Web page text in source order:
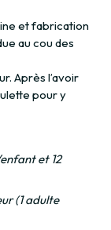
et fabrication
au cou des
Après l’avoir
pour y
et 12
(1 adulte